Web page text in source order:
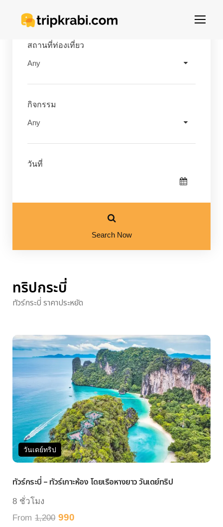
สถานที่ท่องเที่ยว
กิจกรรม
วันที่
Search Now
ทริปกระบี่
ทัวร์กระบี่ ราคาประหยัด
วันเดย์ทริป
กระบี่ – ทัวร์เกาะห้อง โดยเรือหางยาว วันเดย์ทริป
วโมง
1,200 990